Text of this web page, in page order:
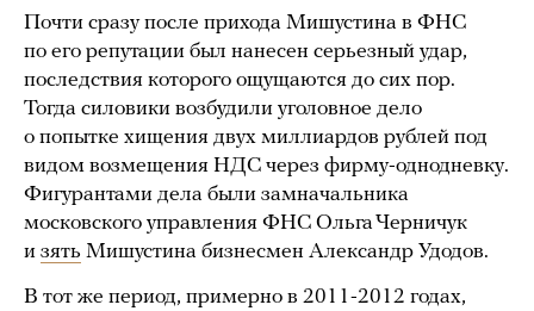
Почти сразу после прихода Мишустина в ФНС
по его репутации был нанесен серьезный удар,
последствия которого ощущаются до сих пор.
Тогда силовики возбудили уголовное дело
о попытке хищения двух миллиардов рублей под
видом возмещения НДС через фирму-однодневку.
Фигурантами дела были замначальника
московского управления ФНС Ольга Черничук
и зять Мишустина бизнесмен Александр Удодов.
В тот же период, примерно в 2011-2012 годах,